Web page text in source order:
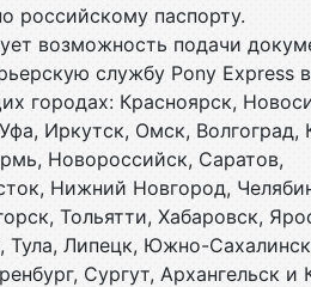
российскому паспорту.
возможность подачи
службу Pony Express в
городах: Красноярск,
Иркутск, Омск, Волгоград,
Новороссийск, Саратов,
Нижний Новгород,
Тольятти, Хабаровск,
Тула, Липецк, Южно-
Сургут, Архангельск и